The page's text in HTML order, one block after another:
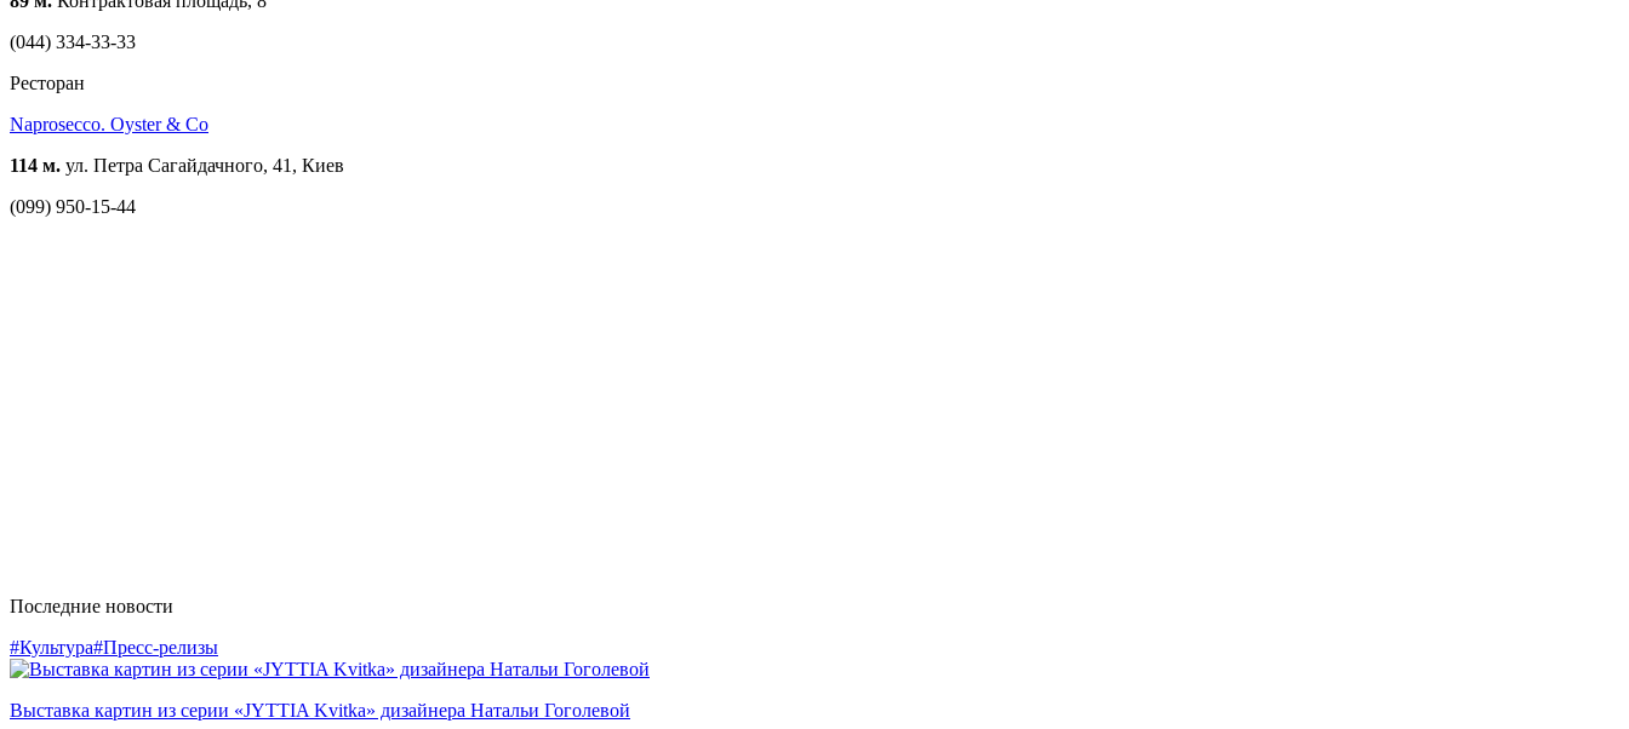
(044) 334-33-33
Ресторан
Naprosecco. Oyster & Co
114 м. ул. Петра Сагайдачного, 41, Киев
(099) 950-15-44
Последние новости
#Культура#Пресс-релизы
Выставка картин из серии «JYTTIA Kvitka» дизайнера Натальи Гоголевой